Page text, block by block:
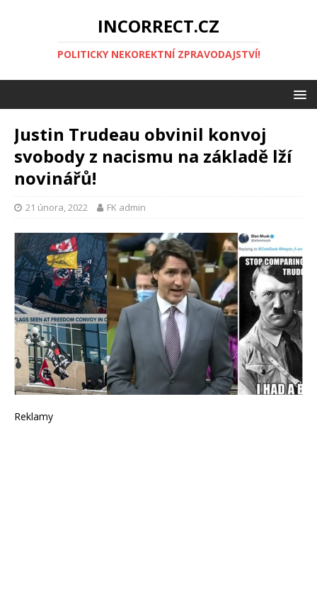
INCORRECT.CZ
POLITICKY NEKOREKTNÍ ZPRAVODAJSTVÍ!
Justin Trudeau obvinil konvoj
svobody z nacismu na základě lží
novinářů!
21 února, 2022 FK admin
Reklamy